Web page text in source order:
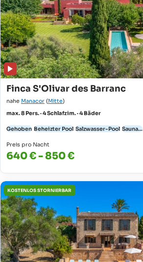
Finca S'Olivar des Barranc
nahe Manacor (Mitte)
max. 8 Pers. · 4 Schlafzim. · 4 Bäder
Gehoben Beheizter Pool Salzwasser-Pool Sauna...
Preis pro Nacht
640 € - 850 €
KOSTENLOS STORNIERBAR